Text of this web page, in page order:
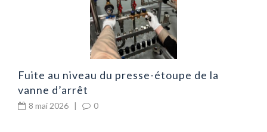
Fuite au niveau du presse-étoupe de la
vanne d’arrêt
8 mai 2026 | 0